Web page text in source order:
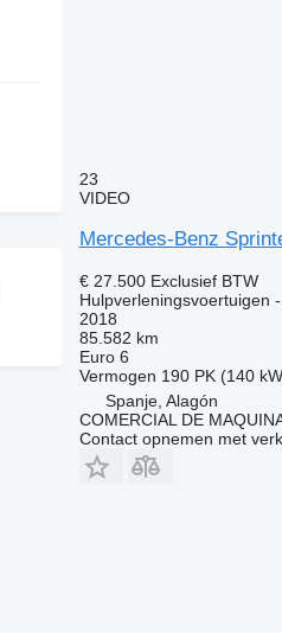
23
VIDEO
Mercedes-Benz
€ 27.500 Exclusief BTW
Hulpverleningsvoertuigen
2018
85.582 km
Euro 6
Vermogen 190 PK (140
Spanje, Alagón
COMERCIAL DE
Contact opnemen met